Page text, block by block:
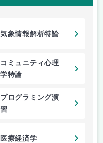
気象情報解析特論
コミュニティ心理
学特論
プログラミング演
習
医療経済学